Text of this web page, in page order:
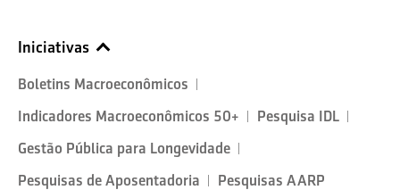
Iniciativas
Boletins Macroeconômicos
Indicadores Macroeconômicos 50+
Pesquisa IDL
Gestão Pública para Longevidade
Pesquisas de Aposentadoria
Pesquisas AARP